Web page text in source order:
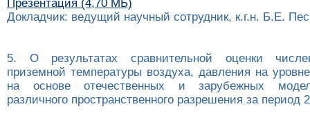
Презентация (4,70 МБ)
Докладчик: ведущий научный сотрудник, к.г.н. Б.Е.
5. О результатах сравнительной оценки
приземной температуры воздуха, давления на
на основе отечественных и зарубежных
различного пространственного разрешения за период